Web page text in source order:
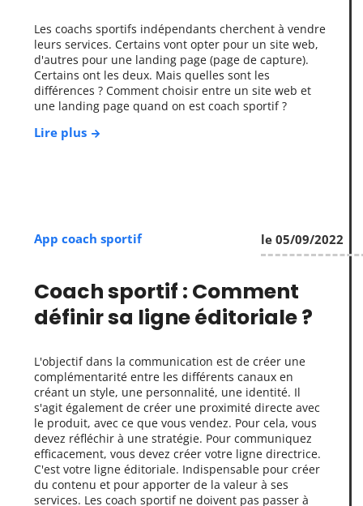
Les coachs sportifs indépendants cherchent à vendre
leurs services. Certains vont opter pour un site web,
d'autres pour une landing page (page de capture).
Certains ont les deux. Mais quelles sont les
différences ? Comment choisir entre un site web et
une landing page quand on est coach sportif ?
Lire plus
App coach sportif le 05/09/2022
Coach sportif : Comment
définir sa ligne éditoriale ?
L'objectif dans la communication est de créer une
complémentarité entre les différents canaux en
créant un style, une personnalité, une identité. Il
s'agit également de créer une proximité directe avec
le produit, avec ce que vous vendez. Pour cela, vous
devez réfléchir à une stratégie. Pour communiquez
efficacement, vous devez créer votre ligne directrice.
C'est votre ligne éditoriale. Indispensable pour créer
du contenu et pour apporter de la valeur à ses
services. Les coach sportif ne doivent pas passer à